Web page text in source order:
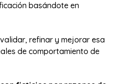
basándote en
refinar y mejorar esa
de comportamiento de